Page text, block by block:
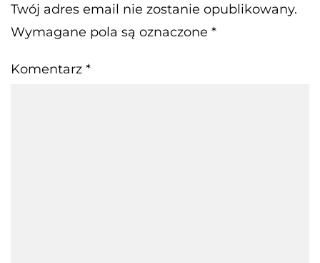
Twój adres email nie zostanie opublikowany.
Wymagane pola są oznaczone *
Komentarz *